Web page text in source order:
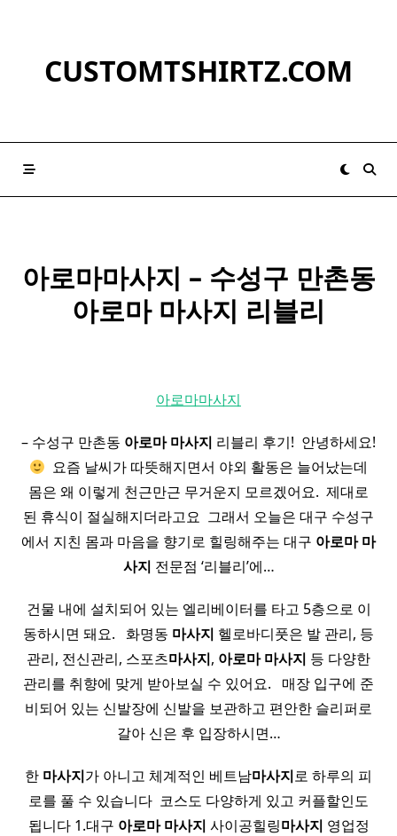
CUSTOMTSHIRTZ.COM
아로마마사지 – 수성구 만촌동
아로마 마사지 리블리
아로마마사지
– 수성구 만촌동 아로마 마사지 리블리 후기! ​ 안녕하세요!
​ 요즘 날씨가 따뜻해지면서 야외 활동은 늘어났는데
몸은 왜 이렇게 천근만근 무거운지 모르겠어요. ​ 제대로
된 휴식이 절실해지더라고요 ​ 그래서 오늘은 대구 수성구
에서 지친 몸과 마음을 향기로 힐링해주는 대구 아로마 마
사지 전문점 ‘리블리’에…
건물 내에 설치되어 있는 엘리베이터를 타고 5층으로 이
동하시면 돼요. ​ ​ 화명동 마사지 헬로바디풋은 발 관리, 등
관리, 전신관리, 스포츠마사지, 아로마 마사지 등 다양한
관리를 취향에 맞게 받아보실 수 있어요. ​ ​ 매장 입구에 준
비되어 있는 신발장에 신발을 보관하고 편안한 슬리퍼로
갈아 신은 후 입장하시면…
한 마사지가 아니고 체계적인 베트남마사지로 하루의 피
로를 풀 수 있습니다 ​ 코스도 다양하게 있고 커플할인도
됩니다 1.대구 아로마 마사지 사이공힐링마사지 영업정